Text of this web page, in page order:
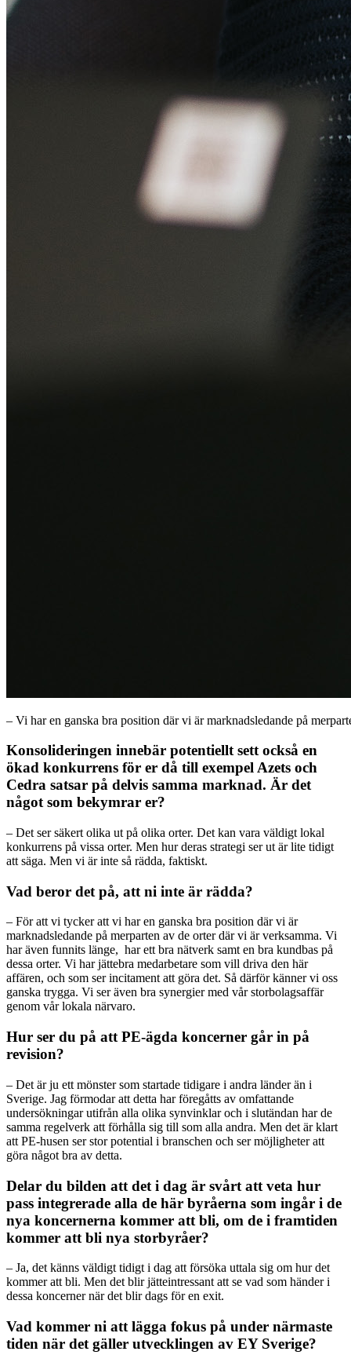
– Vi har en ganska bra position där vi är marknadsledande på
Konsolideringen innebär potentiellt sett också en
ökad konkurrens för er då till exempel Azets och
Cedra satsar på delvis samma marknad. Är det
något som bekymrar er?
– Det ser säkert olika ut på olika orter. Det kan vara väldigt lokal
konkurrens på vissa orter. Men hur deras strategi ser ut är lite tidigt
att säga. Men vi är inte så rädda, faktiskt.
Vad beror det på, att ni inte är rädda?
– För att vi tycker att vi har en ganska bra position där vi är
marknadsledande på merparten av de orter där vi är verksamma. Vi
har även funnits länge, har ett bra nätverk samt en bra kundbas på
dessa orter. Vi har jättebra medarbetare som vill driva den här
affären, och som ser incitament att göra det. Så därför känner vi oss
ganska trygga. Vi ser även bra synergier med vår storbolagsaffär
genom vår lokala närvaro.
Hur ser du på att PE-ägda koncerner går in på
revision?
– Det är ju ett mönster som startade tidigare i andra länder än i
Sverige. Jag förmodar att detta har föregåtts av omfattande
undersökningar utifrån alla olika synvinklar och i slutändan har de
samma regelverk att förhålla sig till som alla andra. Men det är klart
att PE-husen ser stor potential i branschen och ser möjligheter att
göra något bra av detta.
Delar du bilden att det i dag är svårt att veta hur
pass integrerade alla de här byråerna som ingår i de
nya koncernerna kommer att bli, om de i framtiden
kommer att bli nya storbyråer?
– Ja, det känns väldigt tidigt i dag att försöka uttala sig om hur det
kommer att bli. Men det blir jätteintressant att se vad som händer i
dessa koncerner när det blir dags för en exit.
Vad kommer ni att lägga fokus på under närmaste
tiden när det gäller utvecklingen av EY Sverige?